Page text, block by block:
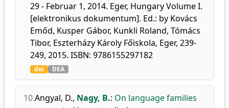
29 - Februar 1, 2014. Eger, Hungary Volume I.
[elektronikus dokumentum]. Ed.: by Kovács
Emőd, Kusper Gábor, Kunkli Roland, Tómács
Tibor, Eszterházy Károly Főiskola, Eger, 239-
249, 2015. ISBN: 9786155297182
doi DEA
10.Angyal, D., Nagy, B.: On language families